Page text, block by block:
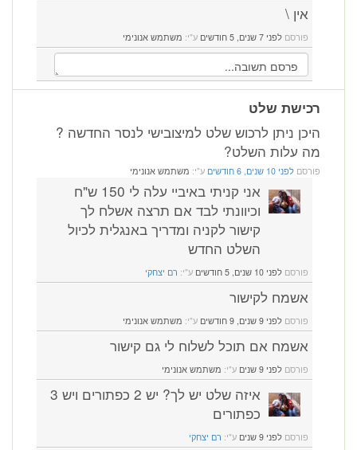
אין \
פורסם לפני 7 שנים, 5 חודשים ע"י: משתמש אנונימי
רכישת שלט
היכן ניתן לרכוש שלט למיצובישי לנסר החדשה ?
מה עלות השלט?
פורסם לפני 10 שנים, 6 חודשים ע"י: משתמש אנונימי
אני קניתי באיביי עלה לי 150 ש"ח
וכיוונתי לבד אם תרצה אשלח לך
קישור לקניה ומדריך באנגלית לכיול
השלט החדש
פורסם לפני 10 שנים, 5 חודשים ע"י: רם יצחקי
אשמח לקישור
פורסם לפני 9 שנים, 9 חודשים ע"י: משתמש אנונימי
אשמח אם תוכל לשלוח לי גם קישור
פורסם לפני 9 שנים ע"י: משתמש אנונימי
איזה שלט יש לך? יש 2 כפתורים ויש 3
כפתורים
פורסם לפני 9 שנים ע"י: רם יצחקי